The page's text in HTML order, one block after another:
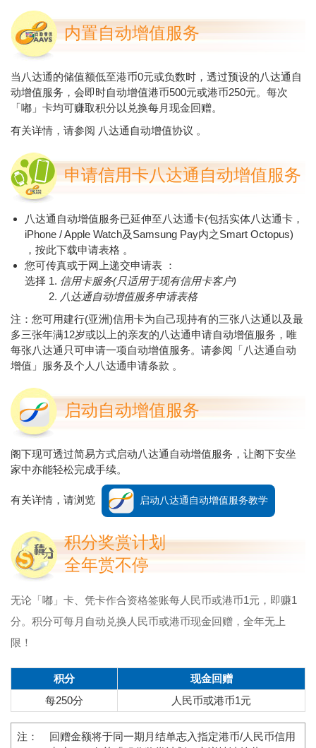
内置自动增值服务
当八达通的储值额低至港币0元或负数时，透过预设的八达通自
动增值服务，会即时自动增值港币500元或港币250元。每次
「嘟」卡均可赚取积分以兑换每月现金回赠。
有关详情，请参阅 八达通自动增值协议 。
申请信用卡八达通自动增值服务
八达通自动增值服务已延伸至八达通卡(包括实体八达通卡，
iPhone / Apple Watch及Samsung Pay内之Smart Octopus)
， 按此下载申请表格 。
您可传真或于网上递交申请表 ：
选择
信用卡服务(只适用于现有信用卡客户)
八达通自动增值服务申请表格
注：您可用建行(亚洲)信用卡为自己现持有的三张八达通以及最
多三张年满12岁或以上的亲友的八达通申请自动增值服务，唯
每张八达通只可申请一项自动增值服务。请参阅 「八达通自动
增值」服务及个人八达通申请条款 。
启动自动增值服务
阁下现可透过简易方式启动八达通自动增值服务，让阁下安坐
家中亦能轻松完成手续。
有关详情，请浏览 启动八达通自动增值服务教学
积分奖赏计划
全年赏不停
无论「嘟」卡、凭卡作合资格签账每人民币或港币1元，即赚1
分。积分可每月自动兑换人民币或港币现金回赠，全年无上
限！
积分
现金回赠
每250分
人民币或港币1元
注：
回赠金额将于同一期月结单志入指定港币/人民币信用